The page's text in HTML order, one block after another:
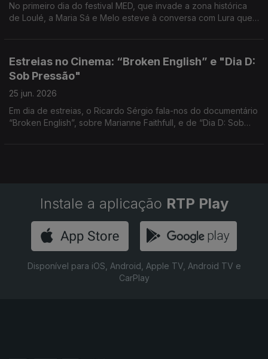
No primeiro dia do festival MED, que invade a zona histórica
de Loulé, a Maria Sá e Melo esteve à conversa com Lura que
Estreias no Cinema: “Broken English” e "Dia D:
Sob Pressão"
25 jun. 2026
Em dia de estreias, o Ricardo Sérgio fala-nos do documentário
“Broken English”, sobre Marianne Faithfull, e de “Dia D: Sob
Instale a aplicação RTP Play
Disponível para iOS, Android, Apple TV, Android TV e
CarPlay